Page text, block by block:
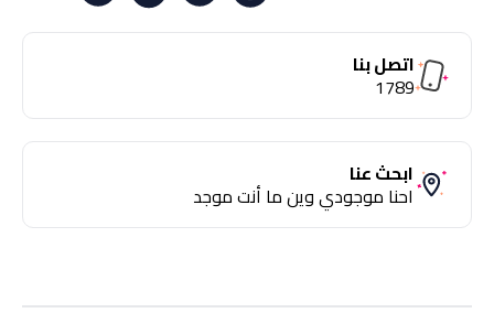
اتصل بنا
1789
ابحث عنا
احنا موجودي وين ما أنت موجد